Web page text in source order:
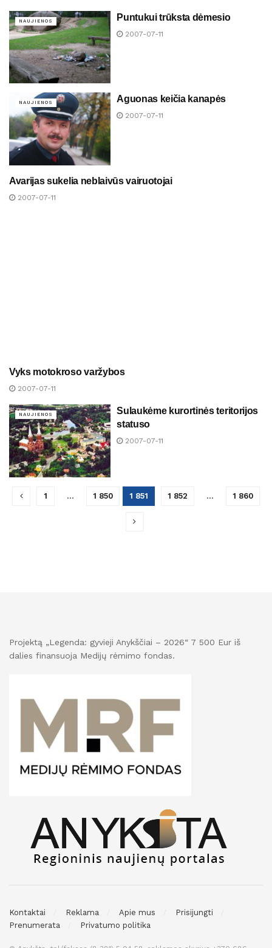
NAUJIENOS Puntukui trūksta dėmesio
2007-07-11
NAUJIENOS Aguonas keičia kanapės
2007-07-11
NAUJIENOS
Avarijas sukelia neblaivūs vairuotojai
2007-07-11
NAUJIENOS
Vyks motokroso varžybos
2007-07-11
NAUJIENOS
Sulaukėme kurortinės teritorijos
statuso
2007-07-11
1 … 1 850 1 851 1 852 … 1 860
Projektą „Legenda: gyvieji Anykščiai – 2026“ 7 500 Eur iš
dalies finansuoja Medijų rėmimo fondas.
Kontaktai Reklama Apie mus
Prisijungti
Prenumerata
Privatumo politika